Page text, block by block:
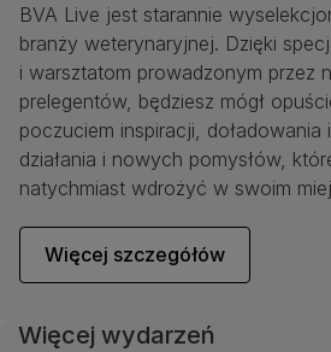
BVA Live jest starannie
branży weterynaryjnej. Dzięki
i warsztatom prowadzonym przez
prelegentów, będziesz mógł
poczuciem inspiracji,
działania i nowych pomysłów,
natychmiast wdrożyć w swoim
Więcej szczegółów
Więcej wydarzeń